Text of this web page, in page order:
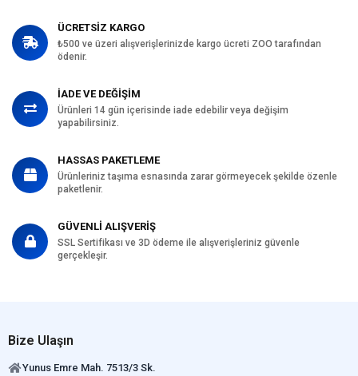
ÜCRETSİZ KARGO
₺500 ve üzeri alışverişlerinizde kargo ücreti ZOO tarafından
ödenir.
İADE VE DEĞİŞİM
Ürünleri 14 gün içerisinde iade edebilir veya değişim
yapabilirsiniz.
HASSAS PAKETLEME
Ürünleriniz taşıma esnasında zarar görmeyecek şekilde özenle
paketlenir.
GÜVENLİ ALIŞVERİŞ
SSL Sertifikası ve 3D ödeme ile alışverişleriniz güvenle
gerçekleşir.
Bize Ulaşın
Yunus Emre Mah. 7513/3 Sk.